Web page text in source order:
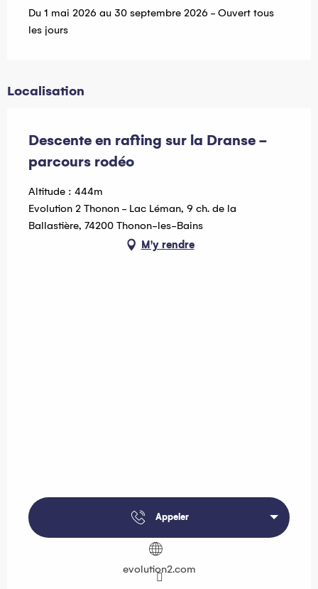
Du 1 mai 2026 au 30 septembre 2026 - Ouvert tous
les jours
Localisation
Descente en rafting sur la Dranse -
parcours rodéo
Altitude : 444m
Evolution 2 Thonon - Lac Léman, 9 ch. de la
Ballastière, 74200 Thonon-les-Bains
M'y rendre
Appeler
evolution2.com